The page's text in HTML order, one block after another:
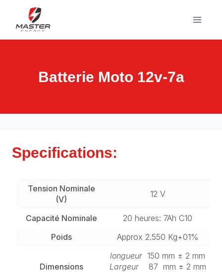
contenu
Batterie Moto 12v-7a
Specifications:
Tension Nominale
(V)
12 V
Capacité Nominale
20 heures: 7Ah C10
Poids
Approx 2.550 Kg+01%
Dimensions
longueur 150 mm ± 2 mm
Largeur87 mm ± 2 mm